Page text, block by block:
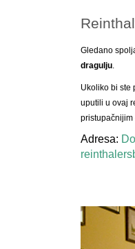
Gledano
dragulju.
Ukoliko bi ste
uputili u ovaj
pristupačnijim
Adresa: